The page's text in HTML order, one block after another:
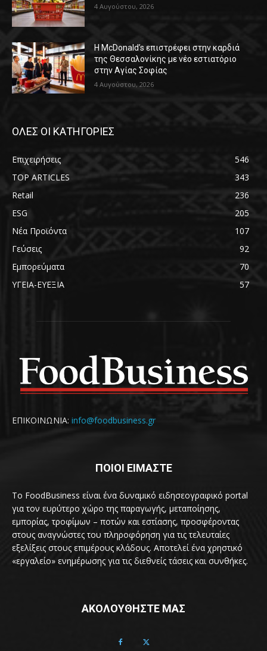
4 Αυγούστου, 2026
Η McDonald’s επιστρέφει στην καρδιά
της Θεσσαλονίκης με νέο εστιατόριο
στην Αγίας Σοφίας
4 Αυγούστου, 2026
ΟΛΕΣ ΟΙ ΚΑΤΗΓΟΡΙΕΣ
Επιχειρήσεις
546
TOP ARTICLES
343
Retail
236
ESG
205
Νέα Προϊόντα
107
Γεύσεις
92
Εμπορεύματα
70
ΥΓΕΙΑ-ΕΥΕΞΙΑ
57
ΕΠΙΚΟΙΝΩΝΙΑ: info@foodbusiness.gr
ΠΟΙΟΙ ΕΙΜΑΣΤΕ
Το FoodBusiness είναι ένα δυναμικό ειδησεογραφικό portal
για τον ευρύτερο χώρο της παραγωγής, μεταποίησης,
εμπορίας, τροφίμων – ποτών και εστίασης, προσφέροντας
στους αναγνώστες του πληροφόρηση για τις τελευταίες
εξελίξεις στους επιμέρους κλάδους. Αποτελεί ένα χρηστικό
«εργαλείο» ενημέρωσης για τις διεθνείς τάσεις και συνθήκες.
ΑΚΟΛΟΥΘΗΣΤΕ ΜΑΣ